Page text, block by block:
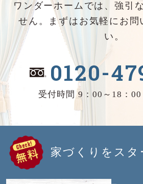
ワンダーホームでは、強引
せん。まずはお気軽にお問
い。
0120-
受付時間 9：00～18：
家づくりをスタ